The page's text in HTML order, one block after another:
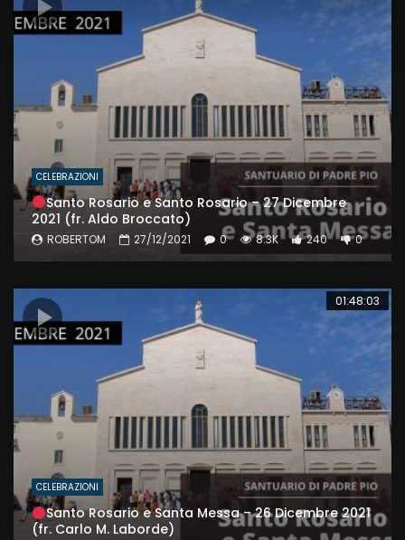
CELEBRAZIONI
Santo Rosario e Santo Rosario – 27 Dicembre
2021 (fr. Aldo Broccato)
ROBERTOM 27/12/2021 0 8.3K 240 0
01:48:03
CELEBRAZIONI
Santo Rosario e Santa Messa – 26 Dicembre 2021
(fr. Carlo M. Laborde)